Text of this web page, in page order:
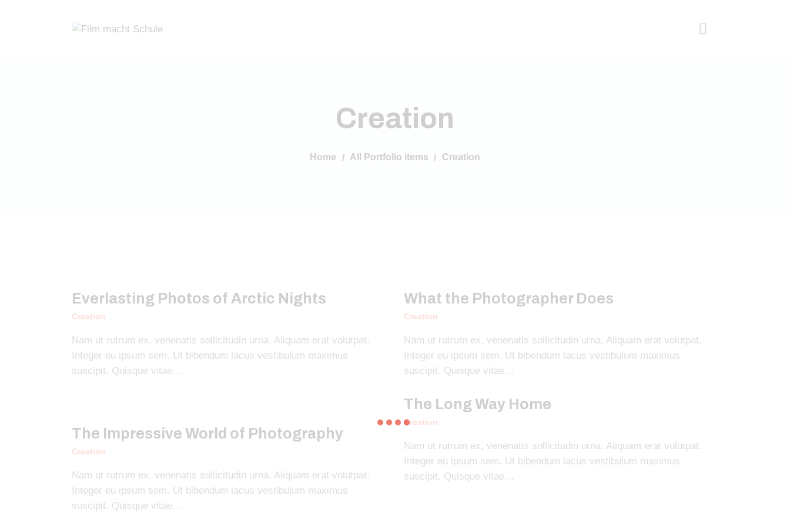
Creation
Home All Portfolio items Creation
Everlasting Photos of Arctic Nights
Creation
Nam ut rutrum ex, venenatis sollicitudin urna. Aliquam erat volutpat.
Integer eu ipsum sem. Ut bibendum lacus vestibulum maximus
suscipit. Quisque vitae…
What the Photographer Does
Creation
Nam ut rutrum ex, venenatis sollicitudin urna. Aliquam erat volutpat.
Integer eu ipsum sem. Ut bibendum lacus vestibulum maximus
suscipit. Quisque vitae…
The Impressive World of Photography
Creation
Nam ut rutrum ex, venenatis sollicitudin urna. Aliquam erat volutpat.
Integer eu ipsum sem. Ut bibendum lacus vestibulum maximus
suscipit. Quisque vitae…
The Long Way Home
Creation
Nam ut rutrum ex, venenatis sollicitudin urna. Aliquam erat volutpat.
Integer eu ipsum sem. Ut bibendum lacus vestibulum maximus
suscipit. Quisque vitae…